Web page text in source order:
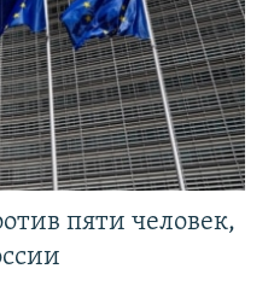
пяти человек,